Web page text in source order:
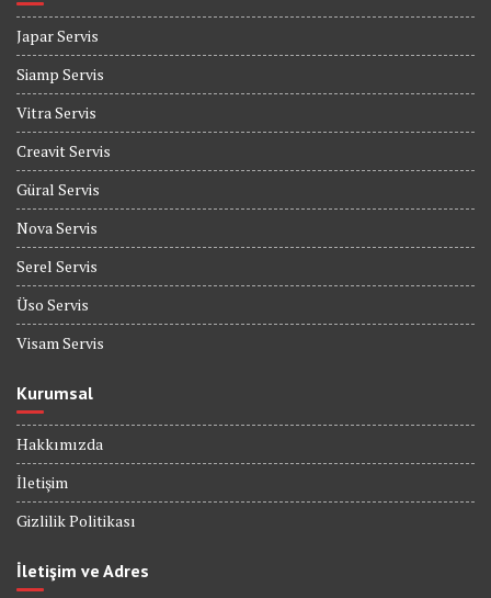
Japar Servis
Siamp Servis
Vitra Servis
Creavit Servis
Güral Servis
Nova Servis
Serel Servis
Üso Servis
Visam Servis
Kurumsal
Hakkımızda
İletişim
Gizlilik Politikası
İletişim ve Adres